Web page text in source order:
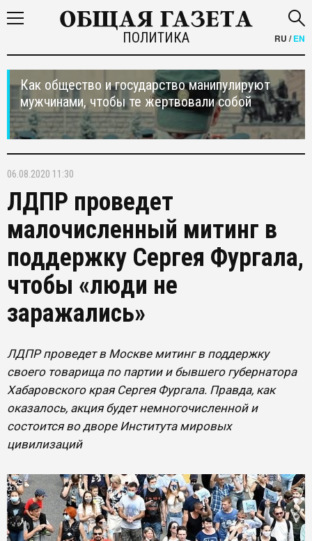
ПОЛИТИКА RU /EN
Как общество и государство манипулируют
мужчинами, чтобы те жертвовали собой
06.08.2020 11:30
ЛДПР проведет
малочисленный митинг в
поддержку Сергея Фургала,
чтобы «люди не
заражались»
ЛДПР проведет в Москве митинг в поддержку
своего товарища по партии и бывшего губернатора
Хабаровского края Сергея Фургала. Правда, как
оказалось, акция будет немногочисленной и
состоится во дворе Института мировых
цивилизаций